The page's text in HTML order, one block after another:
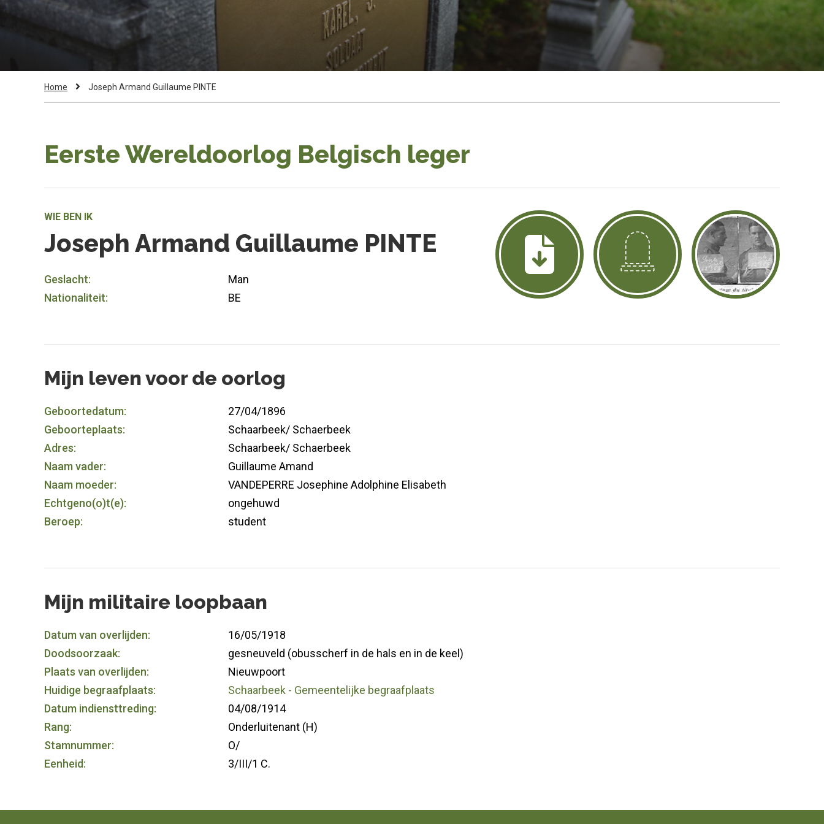
Kruimelpad
Home
Current
Joseph Armand Guillaume PINTE
Eerste Wereldoorlog Belgisch leger
WIE BEN IK
Joseph Armand Guillaume PINTE
Geslacht:
Man
Nationaliteit:
BE
Mijn leven voor de oorlog
Geboortedatum:
27/04/1896
Geboorteplaats:
Schaarbeek/ Schaerbeek
Adres:
Schaarbeek/ Schaerbeek
Naam vader:
Guillaume Amand
Naam moeder:
VANDEPERRE Josephine Adolphine Elisabeth
Echtgeno(o)t(e):
ongehuwd
Beroep:
student
Mijn militaire loopbaan
Datum van overlijden:
16/05/1918
Doodsoorzaak:
gesneuveld (obusscherf in de hals en in de keel)
Plaats van overlijden:
Nieuwpoort
Huidige begraafplaats:
Schaarbeek - Gemeentelijke begraafplaats
Datum indiensttreding:
04/08/1914
Rang:
Onderluitenant (H)
Stamnummer:
O/
Eenheid:
3/III/1 C.